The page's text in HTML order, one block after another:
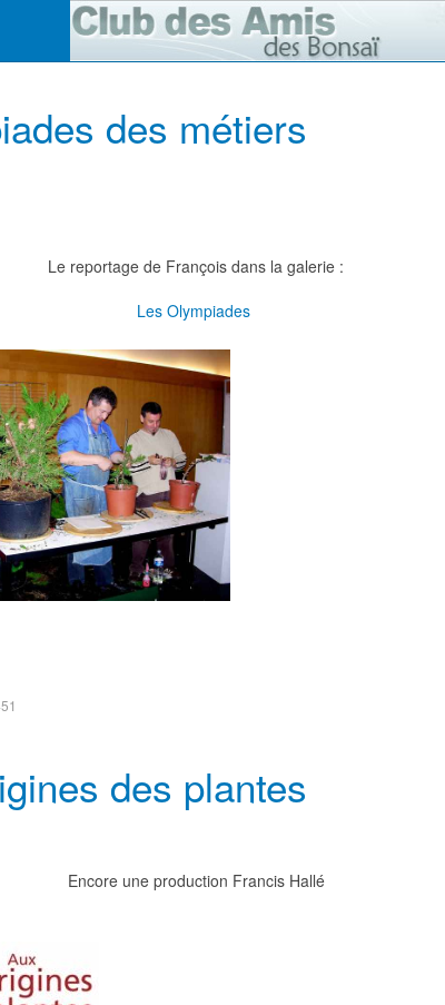
des métiers
Le reportage de François dans la galerie :
Les Olympiades
des plantes
Encore une production Francis Hallé